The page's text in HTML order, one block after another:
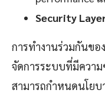
Security
การทำงานร่วมกันขอ
จัดการระบบที่มีควา
สามารถกำหนดนโย